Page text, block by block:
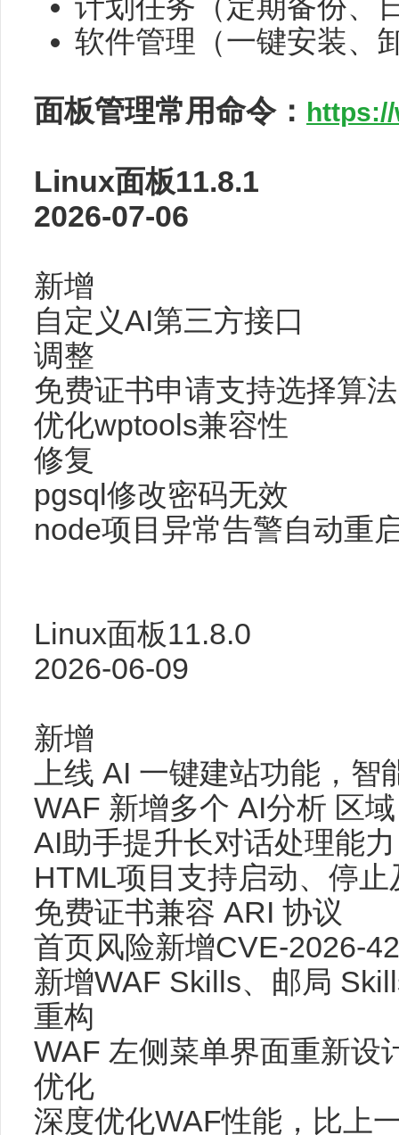
软件管理（一键安装、
面板管理常用命令：
Linux面板11.8.1
2026-07-06
新增
自定义AI第三方接口
调整
免费证书申请支持选择算法
优化wptools兼容性
修复
pgsql修改密码无效
node项目异常告警自动重
Linux面板11.8.0
2026-06-09
新增
上线 AI 一键建站功能，智
WAF 新增多个 AI分析 区
AI助手提升长对话处理能
HTML项目支持启动、停
免费证书兼容 ARI 协议
首页风险新增CVE-2026-
新增WAF Skills、邮局
重构
WAF 左侧菜单界面重新设
优化
深度优化WAF性能，比上